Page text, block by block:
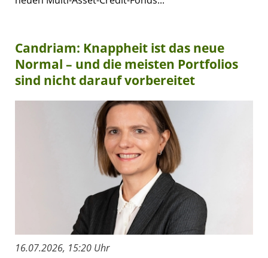
Candriam: Knappheit ist das neue
Normal – und die meisten Portfolios
sind nicht darauf vorbereitet
16.07.2026, 15:20 Uhr